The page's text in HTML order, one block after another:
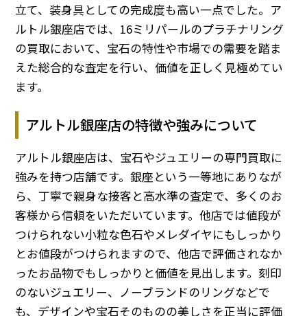
立て、装身具としての完成度も高い一点でした。ア
ルトル銀座店では、16ミリパールのプラチナリング
の買取において、宝石の特性や市場での需要を踏ま
えた総合的な査定を行い、価値を正しく見極めてい
ます。
アルトル銀座店の特徴や強みについて
アルトル銀座店は、宝石やジュエリーの専門買取に
強みを持つ店舗です。銀座という一等地にありなが
ら、丁寧で親身な接客と高水準の査定で、多くのお
客様から信頼をいただいています。他店では値段が
つけられない小粒な色石やメレダイヤにもしっかり
とお値段がつけられますので、他店で評価されなか
ったお品物でもしっかりと価値を見出します。刻印
のないジュエリー、ノーブランドのリングなどで
も、デザインや宝石そのものの美しさを正当に評価